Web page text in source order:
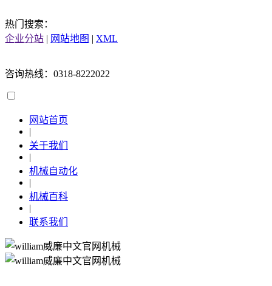
热门搜索：
企业分站 | 网站地图 | XML
咨询热线：0318-8222022
网站首页
|
关于我们
|
机械自动化
|
机械百科
|
联系我们